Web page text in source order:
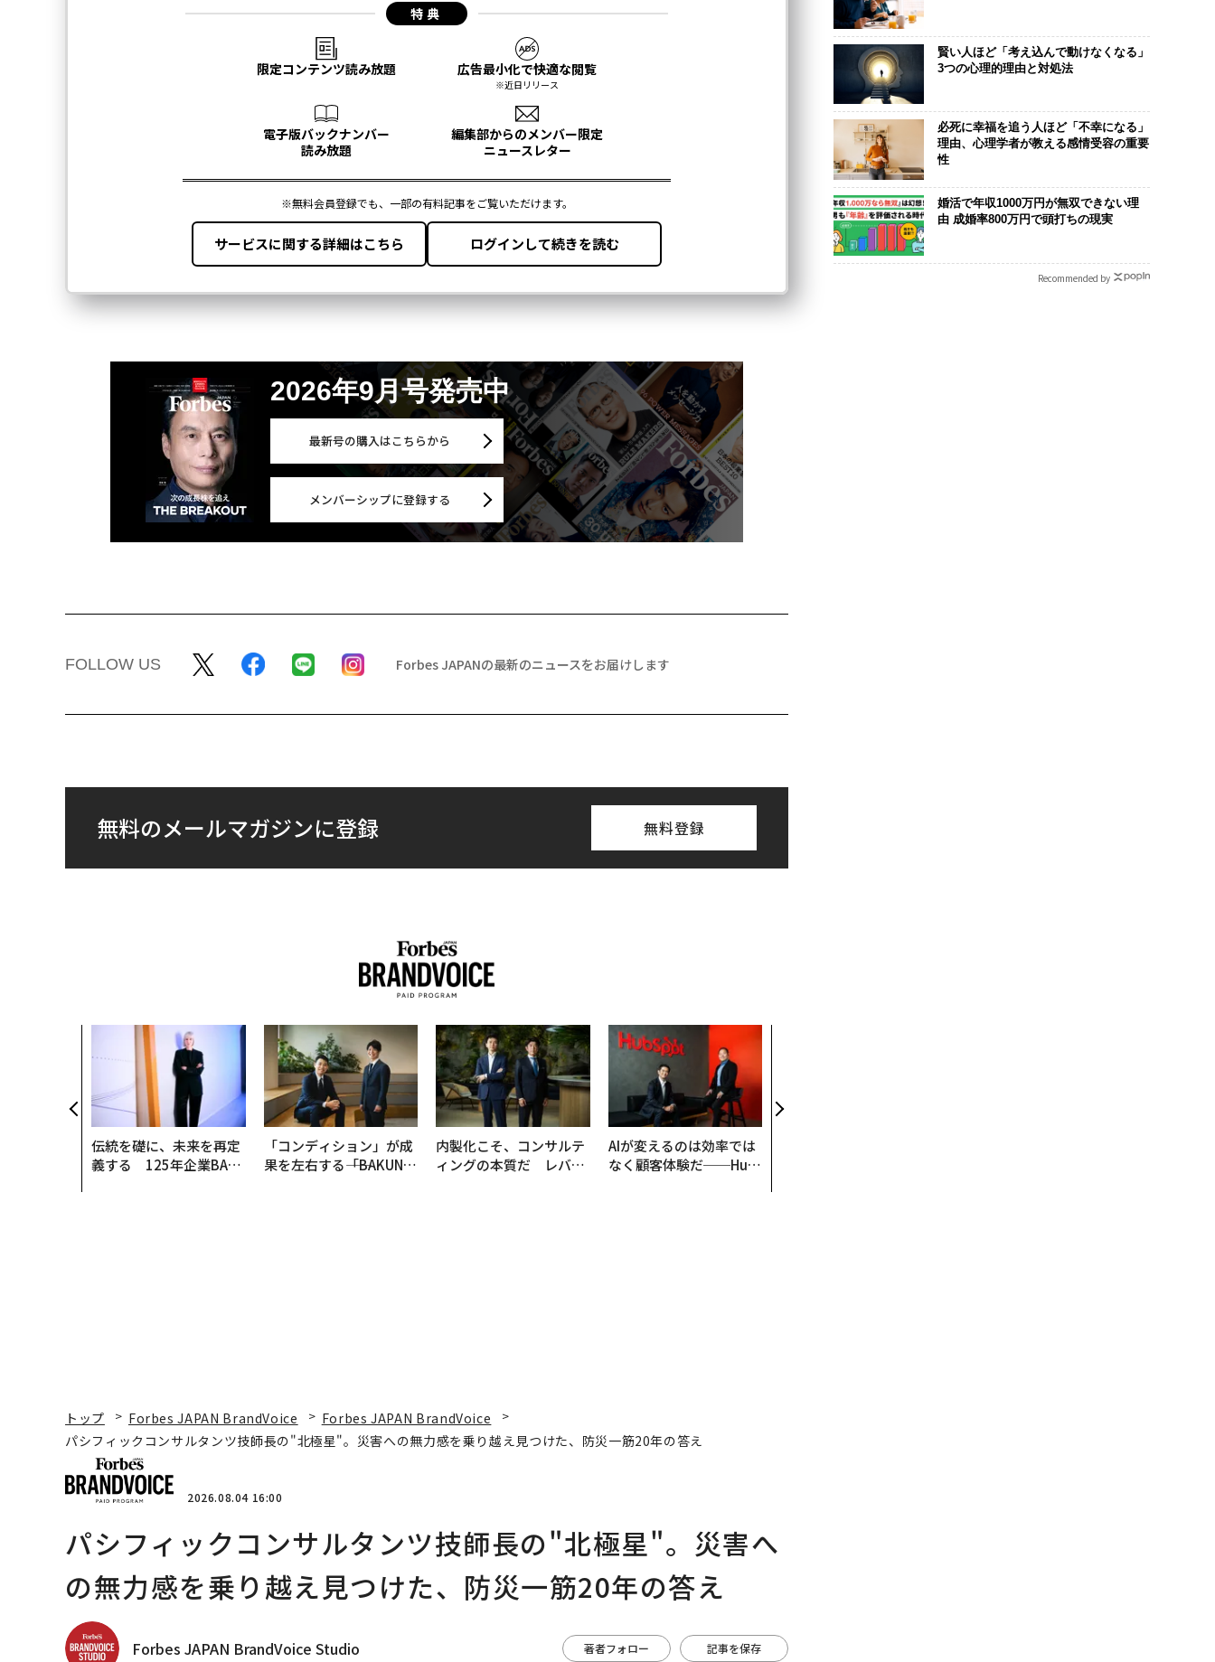
2026年9月号発売中
最新号の購入はこちらから
メンバーシップに登録する
FOLLOW US Forbes JAPANの最新のニュースをお届けします
無料のメールマガジンに登録 無料登録
伝統を礎に、未来を再定
義する 125年企業BAT
「コンディション」が成
果を左右する――「BAKUN
内製化こそ、コンサルテ
ィングの本質だ レバレ
AIが変えるのは効率では
なく顧客体験だ──Hub
賢い人ほど「考え込んで動けなくなる」
3つの心理的理由と対処法
必死に幸福を追う人ほど「不幸になる」
理由、心理学者が教える感情受容の重要
性
婚活で年収1000万円が無双できない理
由 成婚率800万円で頭打ちの現実
Recommended by
トップ Forbes JAPAN BrandVoice
Forbes JAPAN BrandVoice
パシフィックコンサルタンツ技師長の"北極星"。災害への無力感を乗り越え見つけた、防災一筋20年の答え
2026.08.04 16:00
パシフィックコンサルタンツ技師長の"北極星"。災害へ
の無力感を乗り越え見つけた、防災一筋20年の答え
Forbes JAPAN BrandVoice Studio 著者フォロー 記事を保存